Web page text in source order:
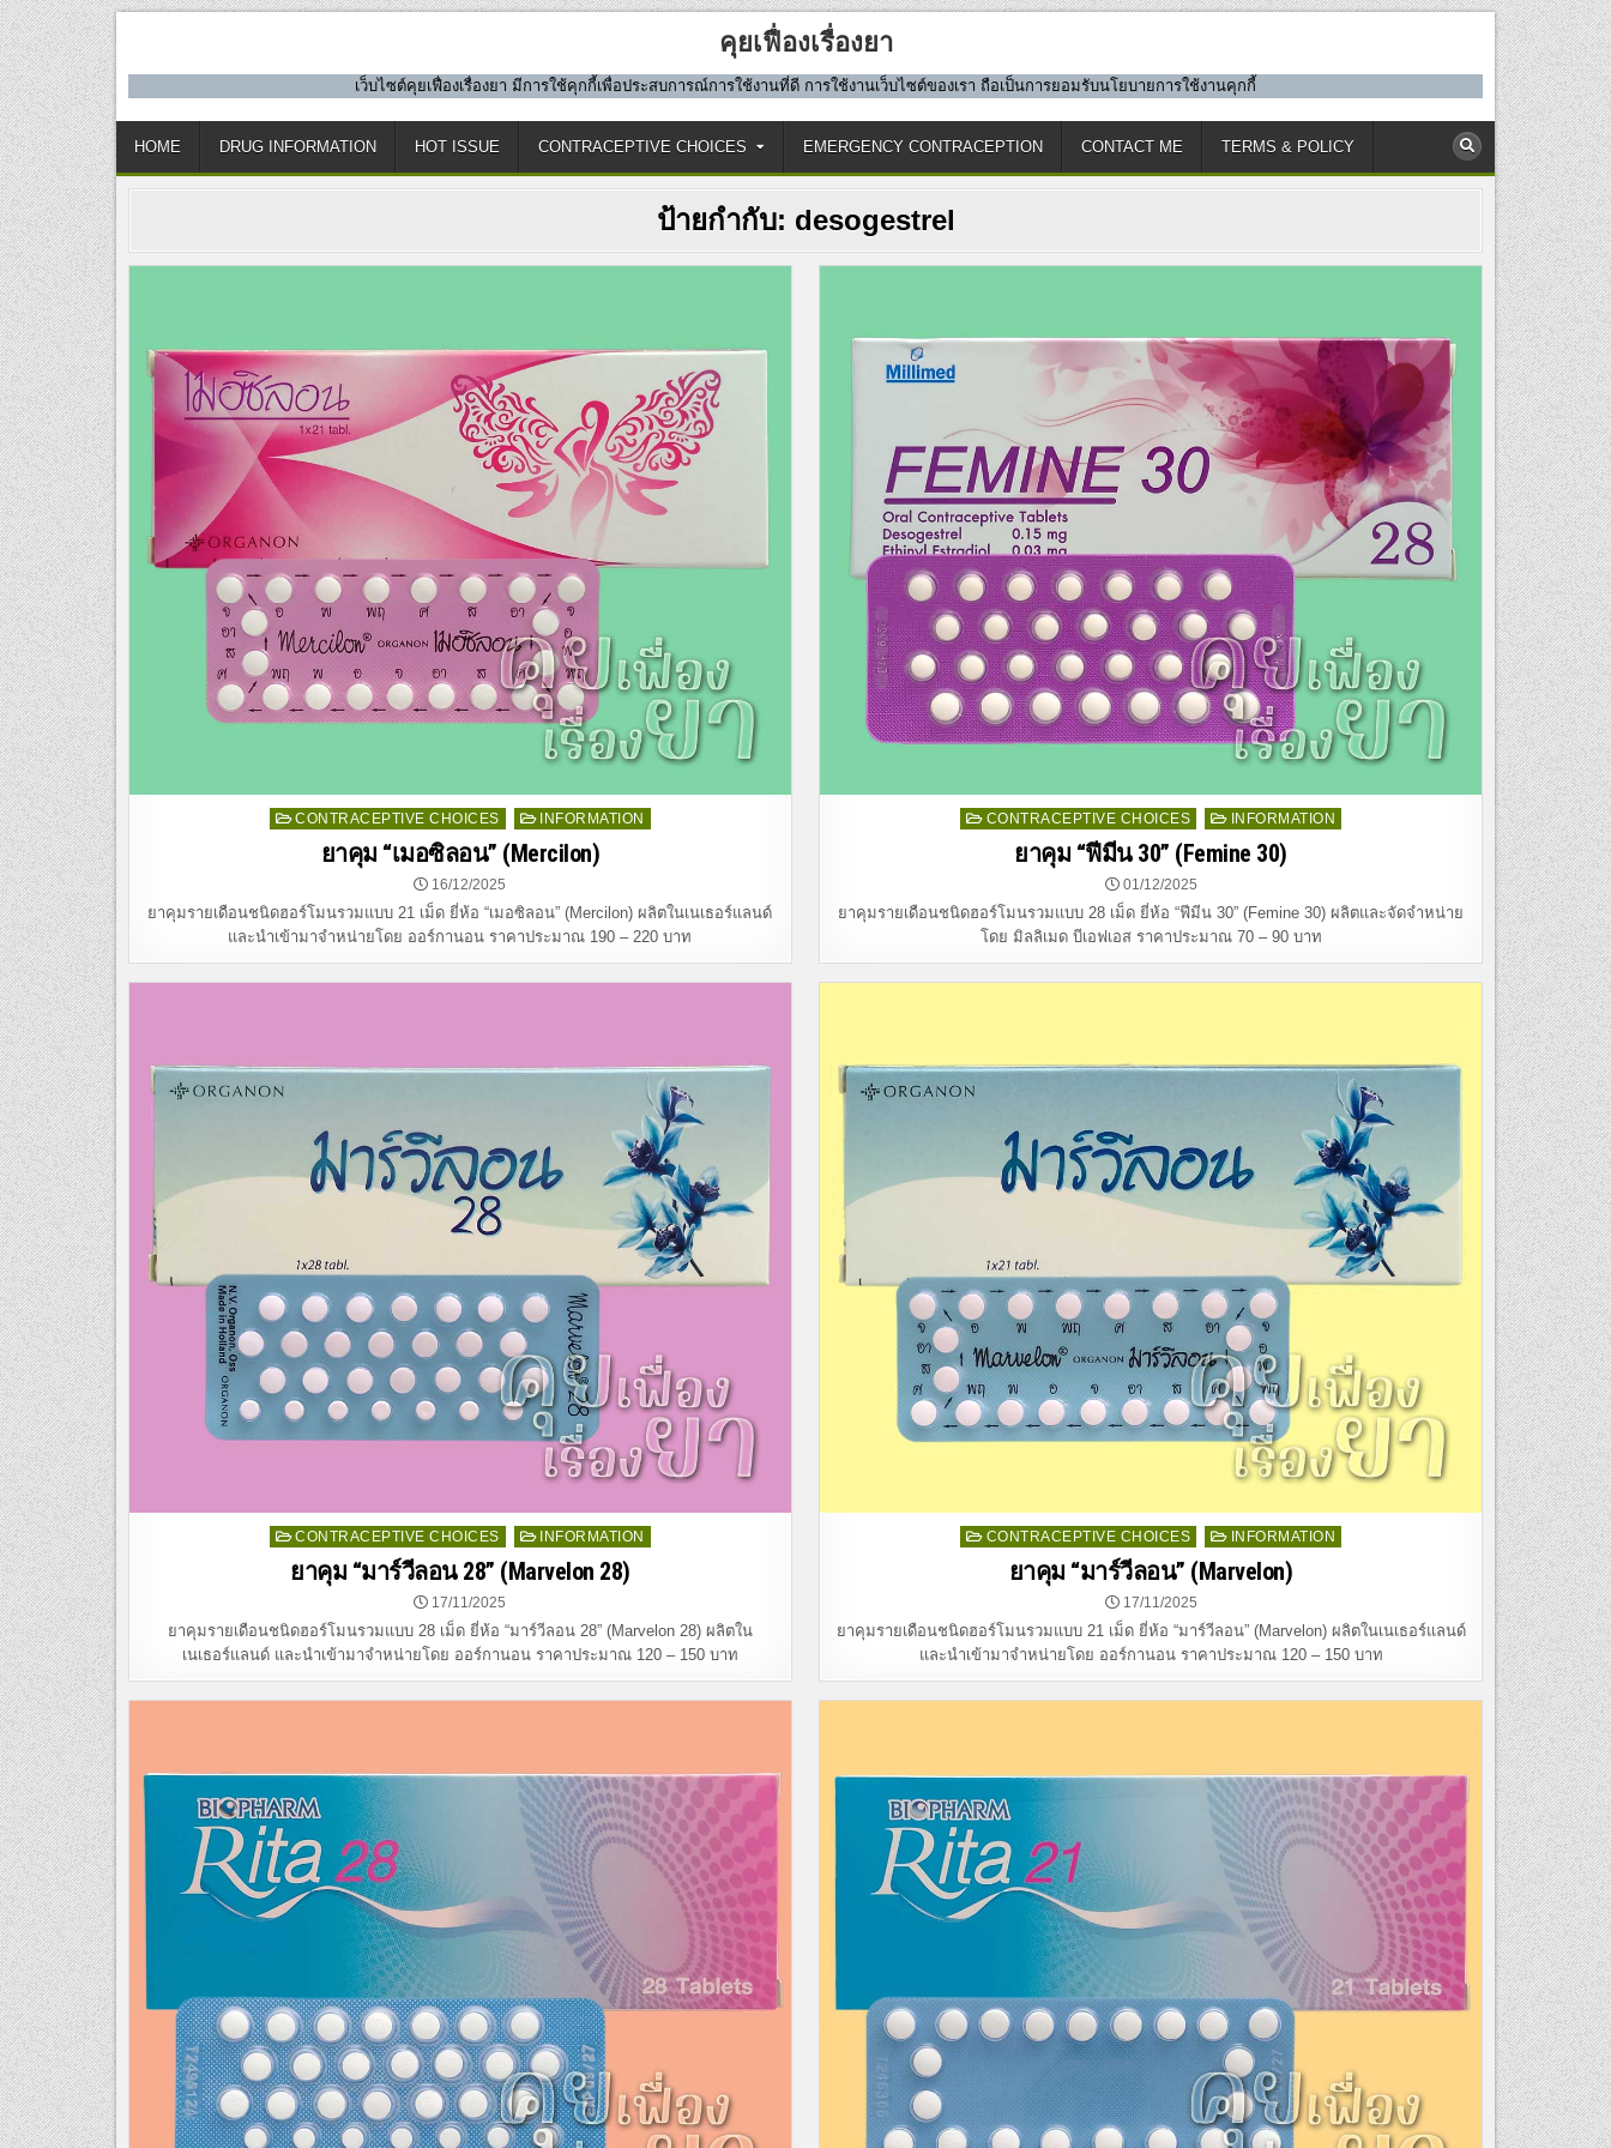
Skip
to
content
คุยเฟื่องเรื่องยา
เว็บไซต์คุยเฟื่องเรื่องยา มีการใช้คุกกี้เพื่อประสบการณ์การใช้งานที่ดี การใช้งานเว็บไซต์ของเรา ถือเป็นการยอมรับนโยบายการใช้งานคุกกี้
HOME DRUG INFORMATION HOT ISSUE CONTRACEPTIVE CHOICES EMERGENCY CONTRACEPTION CONTACT ME TERMS & POLICY
ป้ายกำกับ: desogestrel
PostedCONTRACEPTIVE CHOICES INFORMATION
ยาคุม “เมอซิลอน” (Mercilon)
16/12/2025
ยาคุมรายเดือนชนิดฮอร์โมนรวมแบบ 21 เม็ด ยี่ห้อ “เมอซิลอน” (Mercilon) ผลิตในเนเธอร์แลนด์
และนำเข้ามาจำหน่ายโดย ออร์กานอน ราคาประมาณ 190 – 220 บาท
PostedCONTRACEPTIVE CHOICES INFORMATION
ยาคุม “ฟีมีน 30” (Femine 30)
01/12/2025
ยาคุมรายเดือนชนิดฮอร์โมนรวมแบบ 28 เม็ด ยี่ห้อ “ฟีมีน 30” (Femine 30) ผลิตและจัดจำหน่าย
โดย มิลลิเมด บีเอฟเอส ราคาประมาณ 70 – 90 บาท
PostedCONTRACEPTIVE CHOICES INFORMATION
ยาคุม “มาร์วีลอน 28” (Marvelon 28)
17/11/2025
ยาคุมรายเดือนชนิดฮอร์โมนรวมแบบ 28 เม็ด ยี่ห้อ “มาร์วีลอน 28” (Marvelon 28) ผลิตใน
เนเธอร์แลนด์ และนำเข้ามาจำหน่ายโดย ออร์กานอน ราคาประมาณ 120 – 150 บาท
PostedCONTRACEPTIVE CHOICES INFORMATION
ยาคุม “มาร์วีลอน” (Marvelon)
17/11/2025
ยาคุมรายเดือนชนิดฮอร์โมนรวมแบบ 21 เม็ด ยี่ห้อ “มาร์วีลอน” (Marvelon) ผลิตในเนเธอร์แลนด์
และนำเข้ามาจำหน่ายโดย ออร์กานอน ราคาประมาณ 120 – 150 บาท